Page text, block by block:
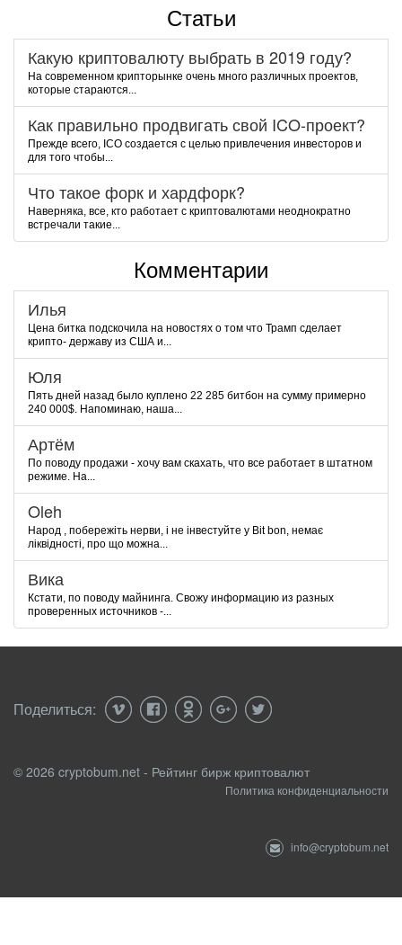
Статьи
Какую криптовалюту выбрать в 2019 году?
На современном крипторынке очень много различных проектов,
которые стараются...
Как правильно продвигать свой ICO-проект?
Прежде всего, ICO создается с целью привлечения инвесторов и
для того чтобы...
Что такое форк и хардфорк?
Наверняка, все, кто работает с криптовалютами неоднократно
встречали такие...
Комментарии
Илья
Цена битка подскочила на новостях о том что Трамп сделает
крипто- державу из США и...
Юля
Пять дней назад было куплено 22 285 битбон на сумму примерно
240 000$. Напоминаю, наша...
Артём
По поводу продажи - хочу вам скахать, что все работает в штатном
режиме. На...
Oleh
Народ , побережіть нерви, і не інвестуйте у Bit bon, немає
ліквідності, про що можна...
Вика
Кстати, по поводу майнинга. Свожу информацию из разных
проверенных источников -...
Поделиться:
© 2026 cryptobum.net - Рейтинг бирж криптовалют
Политика конфиденциальности
info@cryptobum.net